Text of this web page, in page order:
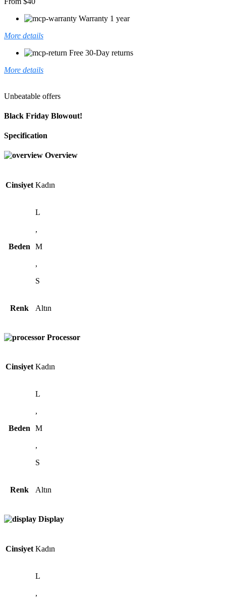
Warranty 1 year
More details
Free 30-Day returns
More details
Unbeatable offers
Black Friday Blowout!
Specification
Overview
Cinsiyet Kadın
Beden
L
,
M
,
S
Renk Altın
Processor
Cinsiyet Kadın
Beden
L
,
M
,
S
Renk Altın
Display
Cinsiyet Kadın
L
,